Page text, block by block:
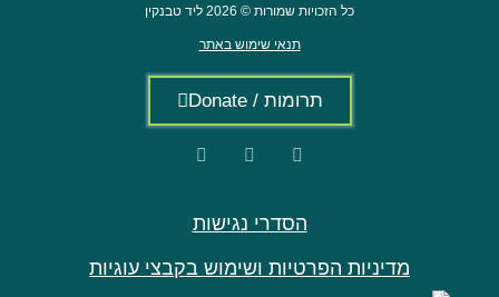
כל הזכויות שמורות © 2026 ליד טבנקין
תנאי שימוש באתר
תרומות / Donate
הסדרי נגישות
מדיניות הפרטיות ושימוש בקבצי עוגיות